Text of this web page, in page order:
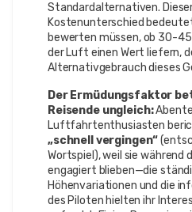
Standardalternativen.
Kostenunterschied
bewerten müssen, ob 30-
der Luft einen Wert liefern,
Alternativgebrauch dieses
Der Ermüdungsfaktor
Reisende ungleich:
Luftfahrtenthusiasten
„schnell vergingen“
Wortspiel), weil sie während
engagiert blieben—die
Höhenvariationen und die
des Piloten hielten ihr